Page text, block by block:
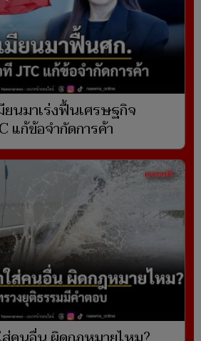
ยนมาเร่งฟื้นเศรษฐกิจ
แก้ข้อจำกัดการค้า